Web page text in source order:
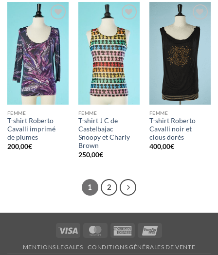
Ajouter
à la liste
d'envies
FEMME
T-shirt Roberto
Cavalli imprimé
de plumes
200,00€
Ajouter
à la liste
d'envies
FEMME
T-shirt J C de
Castelbajac
Snoopy et Charly
Brown
250,00€
Ajouter
à la liste
d'envies
FEMME
T-shirt Roberto
Cavalli noir et
clous dorés
400,00€
1 2
Visa MasterCardAmerican
MENTIONS LEGALES CONDITIONS GÉNÉRALES DE VENTE